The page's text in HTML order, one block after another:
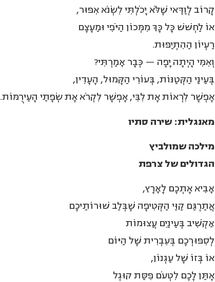
קָרוֹב לְוַדַּאי שֶׁלֹּא יָכֹלְתִּי לִשְׂנֹא אִפּוּר,
אוֹ לַחְשׁשׁ כָּל כָּךְ מִמְּכוֹן הַיֹּפִי וּמֵעֶצֶם
רַעְיוֹן הַהִתְיַפּוּת.
וְאִמִּי הָיְתָה יָפָה — כְּבָר אָמַרְתִּי?
בְּעֵינַי הַקְּטַנּוֹת, בְּעוֹרִי הַקָּמוּל, הֶעָדִין,
אֶפְשָׁר לִרְאוֹת אֶת לִבִּי, אֶפְשָׁר לִקְרֹא אֶת שְׂפָתַי הָעֵירֻמּוֹת.
מאנגלית: שירה סתיו
מילכה שמולביץ
הגדולים של צרפת
אָבִיא אֶתְכֶם לָאָרֶץ,
אֲתַרְגֵּם קַוֵּי הַקְּטִיפָה שֶׁבְּלֵב שׁוּרוֹתֵיכֶם
אַקְשִׁיב בְּעֵינַיִם עֲצוּמוֹת
לְסִפּוּרְכֶם בְּעִבְרִית שֶׁל הַיּוֹם
אוֹ בְּזוֹ שֶׁל עַגְנוֹן,
אֶתֵּן לָכֶם לִטְעֹם פִּסַּת קוּגְל